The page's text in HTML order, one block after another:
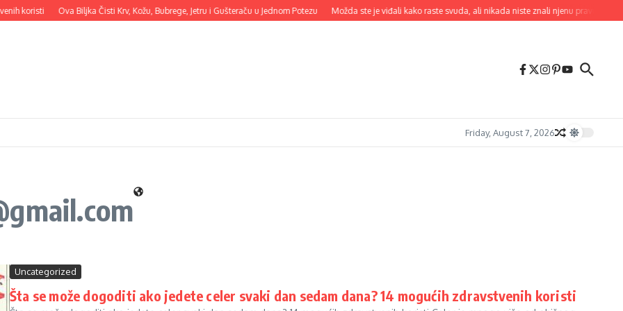
Ova Biljka Čisti Krv, Kožu, Bubrege, Jetru i Gušteraču u Jednom Potezu Možda ste je viđali kako raste svuda, ali nikada niste znali njenu pravu moć
Friday, August 7, 2026
Uncategorized
Šta se može dogoditi ako jedete celer svaki dan sedam dana? 14 mogućih zdravstvenih koristi